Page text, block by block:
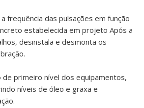
frequência das pulsações em função
estabelecida em projeto Após a
desinstala e desmonta os
de primeiro nível dos equipamentos,
níveis de óleo e graxa e